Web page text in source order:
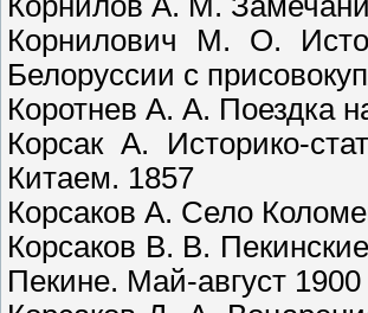
Корнилович М. О.
Белоруссии с
Коротнев А. А. Поездка
Корсак А. Историко-
Китаем. 1857
Корсаков А. Село
Корсаков В. В.
Пекине. Май-август